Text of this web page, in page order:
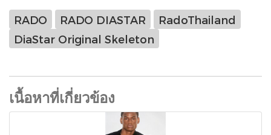
RADO RADO DIASTAR
RadoThailand
DiaStar Original Skeleton
เนื้อหาที่เกี่ยวข้อง